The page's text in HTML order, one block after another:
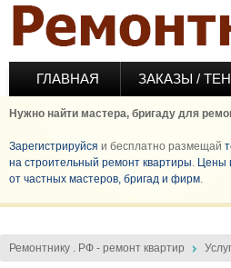
Перейти к основному содержанию
ГЛАВНАЯ ЗАКАЗЫ /
Нужно найти мастера, бригаду для
Зарегистрируйся и бесплатно размещай
на строительный ремонт квартиры. Цены
от частных мастеров, бригад и фирм.
Ремонтнику . РФ - ремонт квартир